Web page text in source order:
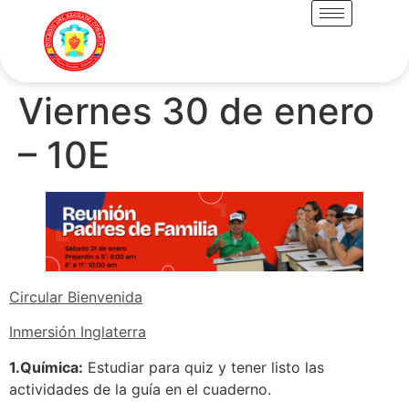
Viernes 30 de enero
– 10E
Circular Bienvenida
Inmersión Inglaterra
1.Química: Estudiar para quiz y tener listo las
actividades de la guía en el cuaderno.